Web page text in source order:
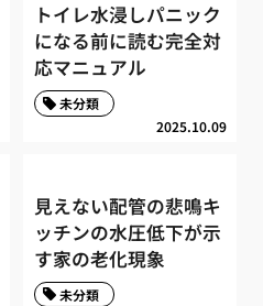
トイレ水浸しパニック
になる前に読む完全対
応マニュアル
2025.10.09
未分類
見えない配管の悲鳴キ
ッチンの水圧低下が示
す家の老化現象
未分類